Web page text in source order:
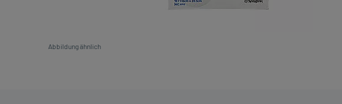
Abbildung ähnlich